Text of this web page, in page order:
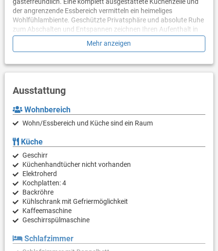
der angrenzende Essbereich vermitteln ein heimeliges
Wohlfühlambiente. Geschützte Privatsphäre und absolute Ruhe
zum Abschalten und Entspannen zeichnen Ihren Aufenthalt in
einem Deluxe Apartments aus.
moderne Möbel, Sat-TV (LCD), WLAN Internetzugang,
Klimaanlage in jedem Zimmer, Brandschutzsystem.
Anfrage möglich).
Mehr anzeigen
Ausstattung
Wohnbereich
Wohn/Essbereich und Küche sind ein Raum
Küche
Geschirr
Küchenhandtücher nicht vorhanden
Elektroherd
Kochplatten: 4
Backröhre
Kühlschrank mit Gefriermöglichkeit
Kaffeemaschine
Geschirrspülmaschine
Schlafzimmer